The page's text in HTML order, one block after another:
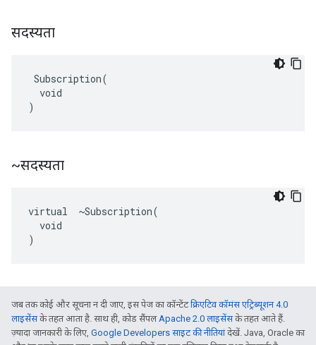
सदस्यता
Subscription(
  void
)
~सदस्यता
virtual  ~Subscription(
  void
)
जब तक कोई और सूचना न दी जाए, इस पेज का कॉन्टेंटक्रिएटिव कॉमंस एट्रिब्यूशन 4.0
लाइसेंसके तहत आता है. साथ ही, कोड सैंपलApache 2.0 लाइसेंसके तहत आते हैं.
ज़्यादा जानकारी के लिए, Google Developers साइट की नीतियांदेखें. Java, Oracle का